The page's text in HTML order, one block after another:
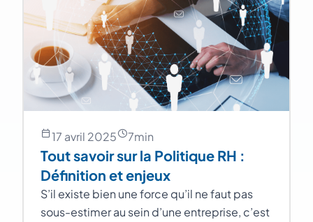
17 avril 2025 7min
Tout savoir sur la Politique RH :
Définition et enjeux
S’il existe bien une force qu’il ne faut pas
sous-estimer au sein d’une entreprise, c’est